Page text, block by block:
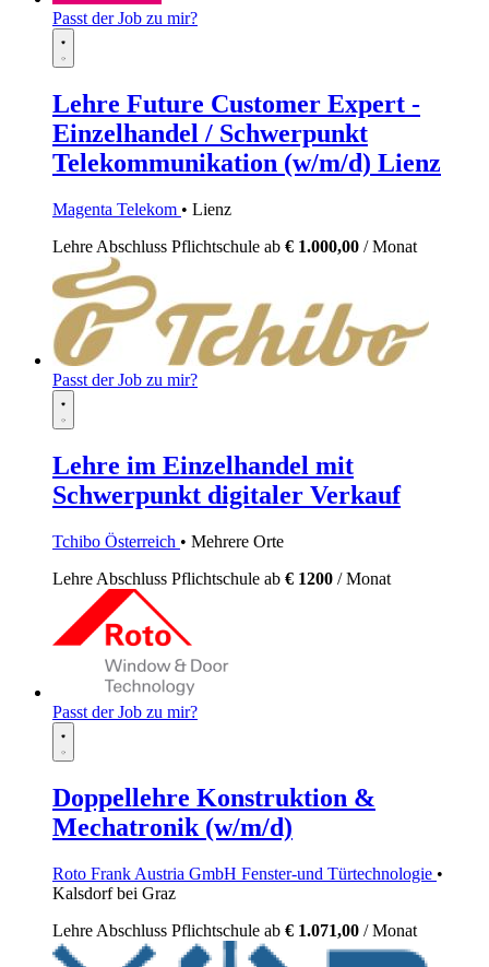
Passt der Job zu mir?
Lehre Future Customer Expert -
Einzelhandel / Schwerpunkt
Telekommunikation (w/m/d) Lienz
Magenta Telekom • Lienz
Lehre Abschluss Pflichtschule ab € 1.000,00 / Monat
Passt der Job zu mir?
Lehre im Einzelhandel mit
Schwerpunkt digitaler Verkauf
Tchibo Österreich • Mehrere Orte
Lehre Abschluss Pflichtschule ab € 1200 / Monat
Passt der Job zu mir?
Doppellehre Konstruktion &
Mechatronik (w/m/d)
Roto Frank Austria GmbH Fenster-und Türtechnologie •
Kalsdorf bei Graz
Lehre Abschluss Pflichtschule ab € 1.071,00 / Monat